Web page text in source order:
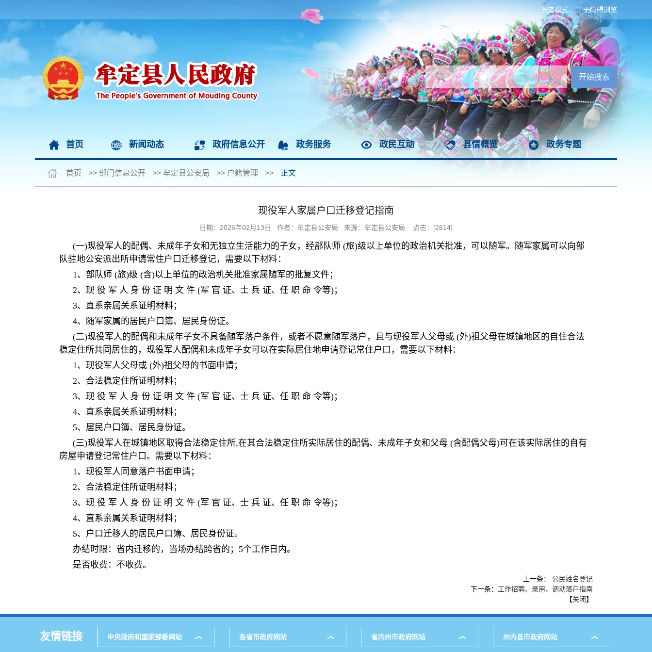
无障碍浏览
长者模式
首页 新闻动态 政府信息公开 政务服务 政民互动 县情概览 政务专题
首页 >> 部门信息公开 >> 牟定县公安局 >> 户籍管理 >> 正文
现役军人家属户口迁移登记指南
日期：2026年02月13日 作者：牟定县公安局 来源：牟定县公安局 点击：[2814]
(一)现役军人的配偶、未成年子女和无独立生活能力的子女，经部队师 (旅)级以上单位的政治机关批准，可以随军。随军家属可以向部
队驻地公安派出所申请常住户口迁移登记，需要以下材料：
1、部队师 (旅)级 (含)以上单位的政治机关批准家属随军的批复文件；
2、现 役 军 人 身 份 证 明 文 件 (军 官 证、士 兵 证、任 职 命 令等)；
3、直系亲属关系证明材料；
4、随军家属的居民户口簿、居民身份证。
(二)现役军人的配偶和未成年子女不具备随军落户条件，或者不愿意随军落户，且与现役军人父母或 (外)祖父母在城镇地区的自住合法
稳定住所共同居住的，现役军人配偶和未成年子女可以在实际居住地申请登记常住户口，需要以下材料：
1、现役军人父母或 (外)祖父母的书面申请；
2、合法稳定住所证明材料；
3、现 役 军 人 身 份 证 明 文 件 (军 官 证、士 兵 证、任 职 命 令等)；
4、直系亲属关系证明材料；
5、居民户口簿、居民身份证。
(三)现役军人在城镇地区取得合法稳定住所,在其合法稳定住所实际居住的配偶、未成年子女和父母 (含配偶父母)可在该实际居住的自有
房屋申请登记常住户口。需要以下材料：
1、现役军人同意落户书面申请；
2、合法稳定住所证明材料；
3、现 役 军 人 身 份 证 明 文 件 (军 官 证、士 兵 证、任 职 命 令等)；
4、直系亲属关系证明材料；
5、户口迁移人的居民户口簿、居民身份证。
办结时限：省内迁移的，当场办结跨省的；5个工作日内。
是否收费：不收费。
上一条：
公民姓名登记
下一条： 工作招聘、录用、调动落户指南
【关闭】
友情链接 中央政府和国家部委网站 各省市政府网站 省内州市政府网站 州内县市政府网站